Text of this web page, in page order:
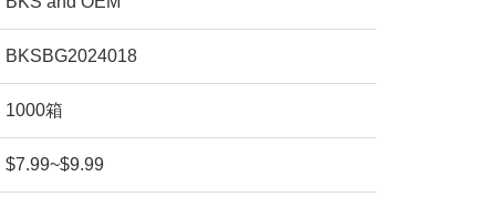
BKSBG2024018
1000箱
$7.99~$9.99